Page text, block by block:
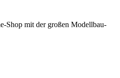
Shop mit der großen Modellbau-